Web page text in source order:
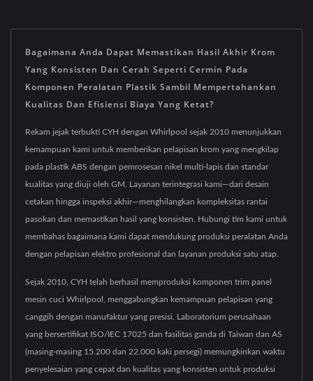
Bagaimana Anda Dapat Memastikan Hasil Akhir Krom
Yang Konsisten Dan Cerah Seperti Cermin Pada
Komponen Peralatan Plastik Sambil Mempertahankan
Kualitas Dan Efisiensi Biaya Yang Ketat?
Rekam jejak terbukti CYH dengan Whirlpool sejak 2010 menunjukkan
kemampuan kami untuk memberikan pelapisan krom yang mengkilap
pada plastik ABS dengan pemrosesan nikel multi-lapis dan standar
kualitas yang diuji oleh GM. Layanan terintegrasi kami—dari desain
cetakan hingga inspeksi akhir—menghilangkan kompleksitas rantai
pasokan dan memastikan hasil yang konsisten. Hubungi tim kami untuk
membahas bagaimana kami dapat mendukung produksi peralatan Anda
dengan pelapisan elektro profesional dan layanan produksi satu atap.
Sejak 2010, CYH telah berhasil memproduksi komponen trim panel
mesin cuci Whirlpool, menggabungkan kemampuan pelapisan yang
canggih dengan manufaktur yang presisi. Laboratorium perusahaan
yang bersertifikat ISO/IEC 17025 dan fasilitas ganda di Taiwan dan AS
(masing-masing 15.200 dan 22.000 kaki persegi) memungkinkan waktu
penyelesaian yang cepat dan kualitas yang konsisten untuk produksi